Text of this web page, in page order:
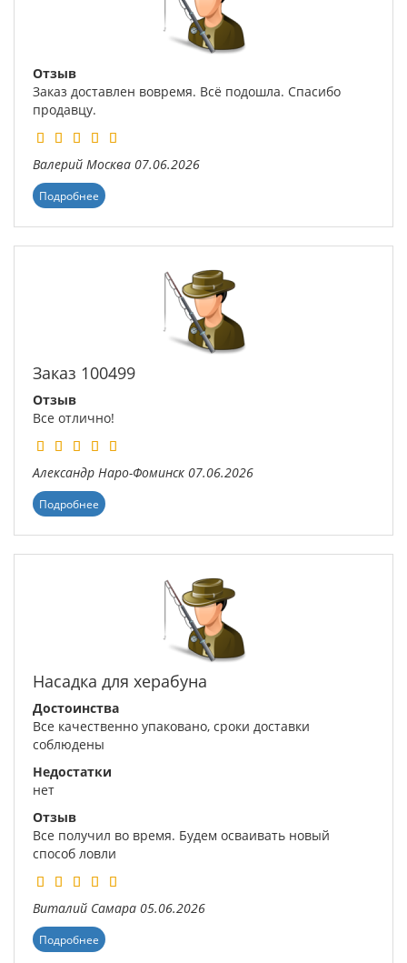
Отзыв
Заказ доставлен вовремя. Всё подошла. Спасибо
продавцу.
Валерий Москва 07.06.2026
Подробнее
Заказ 100499
Отзыв
Все отлично!
Александр Наро-Фоминск 07.06.2026
Подробнее
Насадка для херабуна
Достоинства
Все качественно упаковано, сроки доставки
соблюдены
Недостатки
нет
Отзыв
Все получил во время. Будем осваивать новый
способ ловли
Виталий Самара 05.06.2026
Подробнее